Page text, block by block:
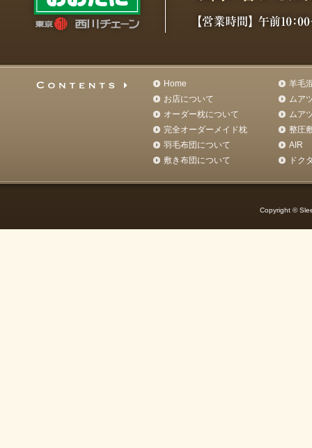
Home
お店について
オーダー枕について
完全オーダーメイド枕
羽毛布団について
敷き布団について
羊毛
ムア
ムア
整圧
AIR
ドク
Copyright ©